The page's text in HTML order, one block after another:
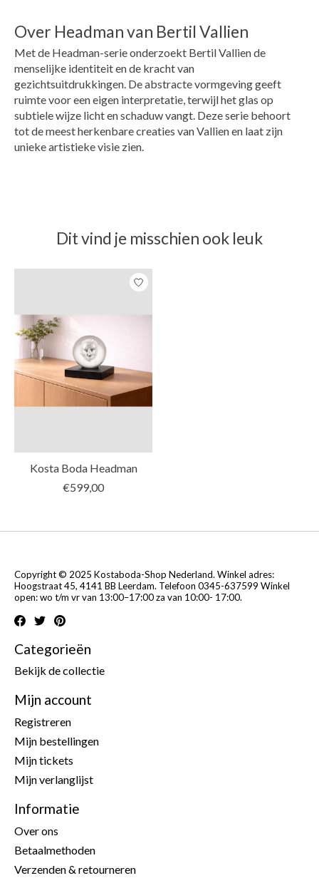
Over Headman van Bertil Vallien
Met de Headman-serie onderzoekt Bertil Vallien de
menselijke identiteit en de kracht van
gezichtsuitdrukkingen. De abstracte vormgeving geeft
ruimte voor een eigen interpretatie, terwijl het glas op
subtiele wijze licht en schaduw vangt. Deze serie behoort
tot de meest herkenbare creaties van Vallien en laat zijn
unieke artistieke visie zien.
Dit vind je misschien ook leuk
Items van productcarrousel
Kosta Boda Headman
€599,00
Copyright © 2025 Kostaboda-Shop Nederland. Winkel adres:
Hoogstraat 45, 4141 BB Leerdam. Telefoon 0345-637599 Winkel
open: wo t/m vr van 13:00–17:00 za van 10:00- 17:00.
Categorieën
Bekijk de collectie
Mijn account
Registreren
Mijn bestellingen
Mijn tickets
Mijn verlanglijst
Informatie
Over ons
Betaalmethoden
Verzenden & retourneren